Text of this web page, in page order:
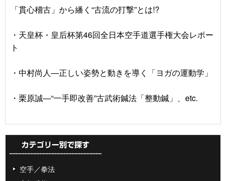
「貫心稽古」から繙く“古流の打撃”とは!?
・天皇杯・皇后杯第46回全日本空手道選手権大会レポー
ト
・中村尚人―正しい姿勢と動きを導く「ヨガの運動学」
・栗原誠―“一手即改善”古武術鍼法「整動鍼」、etc.
空手／拳法